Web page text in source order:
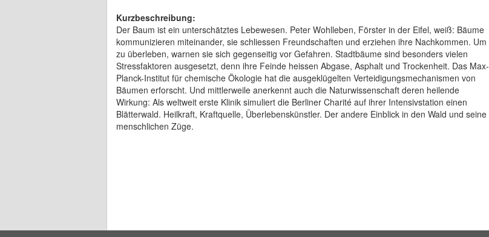
Kurzbeschreibung:
Der Baum ist ein unterschätztes Lebewesen. Peter Wohlleben, Förster in der Eifel, weiß: Bäume
kommunizieren miteinander, sie schliessen Freundschaften und erziehen ihre Nachkommen. Um
zu überleben, warnen sie sich gegenseitig vor Gefahren. Stadtbäume sind besonders vielen
Stressfaktoren ausgesetzt, denn ihre Feinde heissen Abgase, Asphalt und Trockenheit. Das Max-
Planck-Institut für chemische Ökologie hat die ausgeklügelten Verteidigungsmechanismen von
Bäumen erforscht. Und mittlerweile anerkennt auch die Naturwissenschaft deren heilende
Wirkung: Als weltweit erste Klinik simuliert die Berliner Charité auf ihrer Intensivstation einen
Blätterwald. Heilkraft, Kraftquelle, Überlebenskünstler. Der andere Einblick in den Wald und seine
menschlichen Züge.